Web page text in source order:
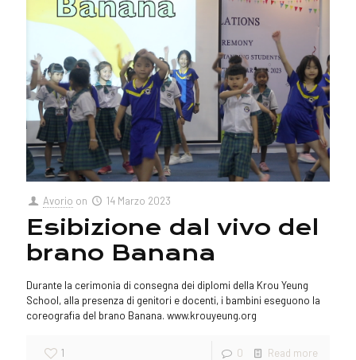
Avorio on 14 Marzo 2023
Esibizione dal vivo del
brano Banana
Durante la cerimonia di consegna dei diplomi della Krou Yeung
School, alla presenza di genitori e docenti, i bambini eseguono la
coreografia del brano Banana. www.krouyeung.org
1 0 Read more